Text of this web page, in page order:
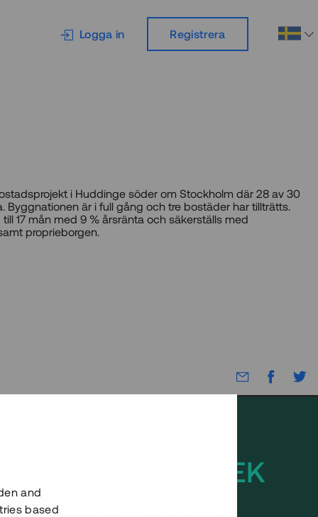
Logga in Registrera
i Huddinge söder om Stockholm där 28 av 30
Byggnationen är i full gång och tre bostäder har tillträtts.
17 mån med 9 % årsränta och säkerställs med
proprieborgen.
19 070 000 SEK
and
based